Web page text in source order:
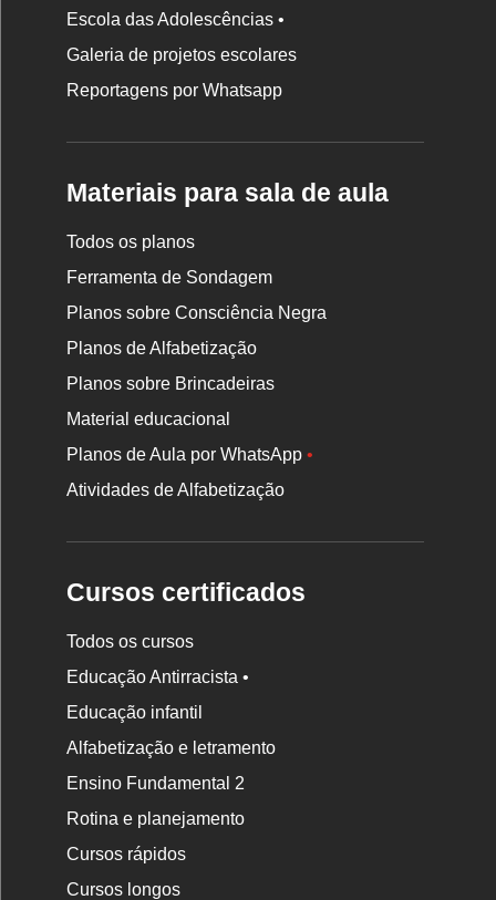
Escola das Adolescências •
Galeria de projetos escolares
Reportagens por Whatsapp
Materiais para sala de aula
Todos os planos
Ferramenta de Sondagem
Planos sobre Consciência Negra
Planos de Alfabetização
Planos sobre Brincadeiras
Material educacional
Planos de Aula por WhatsApp•
Atividades de Alfabetização
Cursos certificados
Todos os cursos
Educação Antirracista •
Educação infantil
Alfabetização e letramento
Ensino Fundamental 2
Rotina e planejamento
Cursos rápidos
Cursos longos